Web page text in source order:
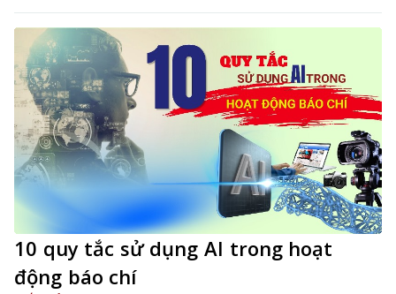
10 quy tắc sử dụng AI trong hoạt
động báo chí